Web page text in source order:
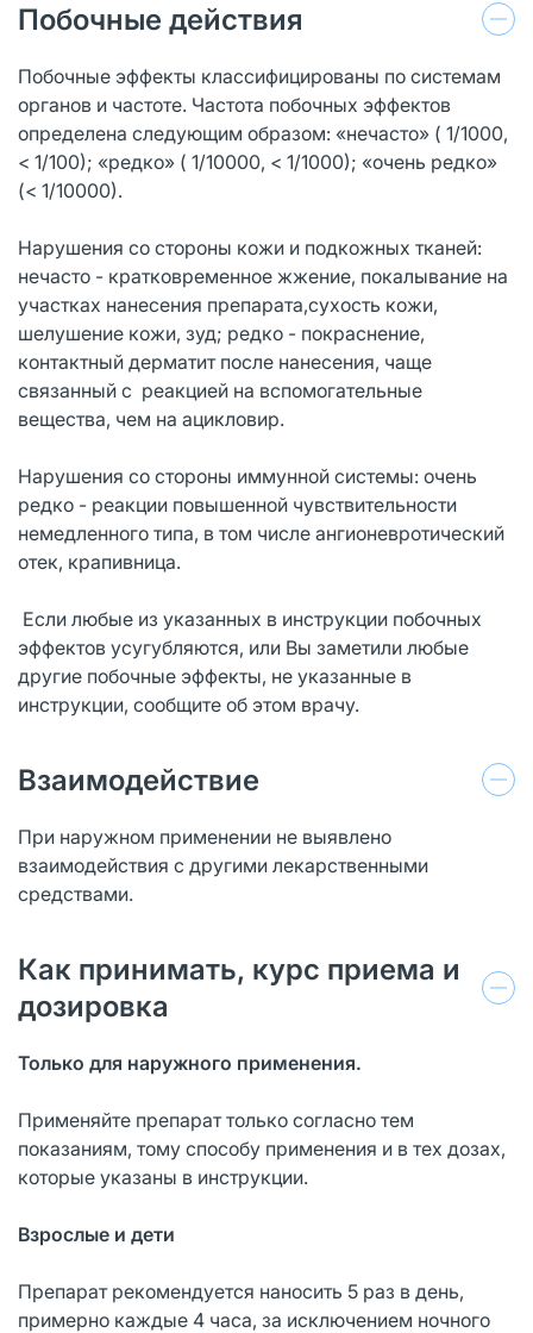
Побочные действия
Побочные эффекты классифицированы по системам
органов и частоте. Частота побочных эффектов
определена следующим образом: «нечасто» ( 1/1000,
< 1/100); «редко» ( 1/10000, < 1/1000); «очень редко»
(< 1/10000).
Нарушения со стороны кожи и подкожных тканей:
нечасто - кратковременное жжение, покалывание на
участках нанесения препарата,сухость кожи,
шелушение кожи, зуд; редко - покраснение,
контактный дерматит после нанесения, чаще
связанный с реакцией на вспомогательные
вещества, чем на ацикловир.
Нарушения со стороны иммунной системы: очень
редко - реакции повышенной чувствительности
немедленного типа, в том числе ангионевротический
отек, крапивница.
Если любые из указанных в инструкции побочных
эффектов усугубляются, или Вы заметили любые
другие побочные эффекты, не указанные в
инструкции, сообщите об этом врачу.
Взаимодействие
При наружном применении не выявлено
взаимодействия с другими лекарственными
средствами.
Как принимать, курс приема и
дозировка
Только для наружного применения.
Применяйте препарат только согласно тем
показаниям, тому способу применения и в тех дозах,
которые указаны в инструкции.
Взрослые и дети
Препарат рекомендуется наносить 5 раз в день,
примерно каждые 4 часа, за исключением ночного